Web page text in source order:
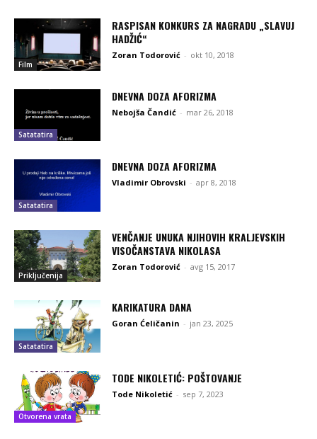
Film
RASPISAN KONKURS ZA NAGRADU „SLAVUJ
HADŽIĆ“
Zoran Todorović - okt 10, 2018
Satatatira
DNEVNA DOZA AFORIZMA
Nebojša Čandić - mar 26, 2018
Satatatira
DNEVNA DOZA AFORIZMA
Vladimir Obrovski - apr 8, 2018
Priključenija
VENČANJE UNUKA NJIHOVIH KRALJEVSKIH
VISOČANSTAVA NIKOLASA
Zoran Todorović - avg 15, 2017
Satatatira
KARIKATURA DANA
Goran Ćeličanin - jan 23, 2025
Otvorena vrata
TODE NIKOLETIĆ: POŠTOVANJE
Tode Nikoletić - sep 7, 2023